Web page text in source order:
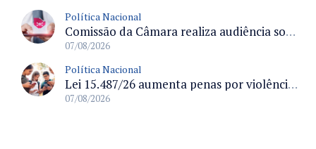
Política Nacional
Comissão da Câmara realiza audiência sobre apostas online para medir o tamanho do mercado ilegal
07/08/2026
Política Nacional
Lei 15.487/26 aumenta penas por violência sexual digital contra crianças e adolescentes e autoriza ronda virtual para investigação
07/08/2026